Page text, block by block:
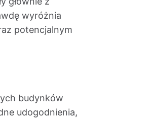
wyróżnia
potencjalnym
budynków
udogodnienia,